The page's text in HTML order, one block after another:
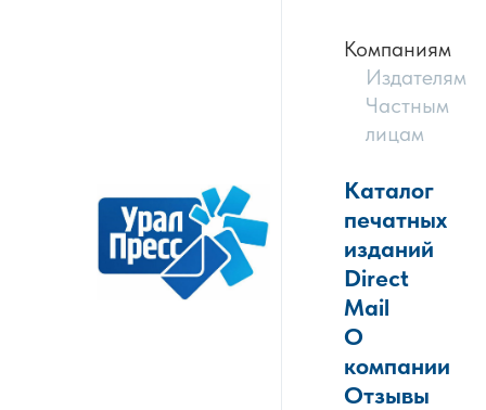
Компаниям
Издателям
Частным
лицам
Каталог
печатных
изданий
Direct
Mail
О
компании
Отзывы